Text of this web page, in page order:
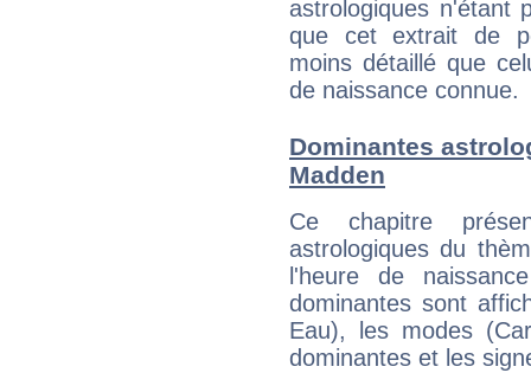
astrologiques n'étant
que cet extrait de
moins détaillé que
de naissance connue.
Dominantes
Madden
Ce chapitre
astrologiques du
l'heure de
dominantes sont
Eau), les modes
dominantes et les